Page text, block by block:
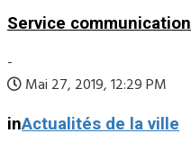
Service communication
-
Mai 27, 2019, 12:29 PM
inActualités de la ville